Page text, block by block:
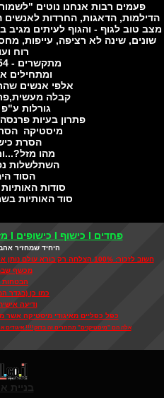
פעמים רבות אנחנו נוטים "לשמור
הדאגות, החרדות לאנשים
טוב לגוף - והגוף לעיתים מגיב
שינה לא רציפה, עייפות,
רוח ועוד.
מתקשרים - 0509609554
ומתחילים את
אלפי אנשים
קבלה
גורלות ע"פ
פתרון בעיות
מיסטיקה הסרת
הסרת
מהו
השתלשלות
הסוד
סודות האותיות
סוד האותיות
פחדים I כישוף I כישופים I מזל I גורל I עין הרע I קבלה
היחיד שמחזיר אהבה
חשוב לזכור: 100% הצלחה רק בורא עולם
מכשף
הבטחות
כמו כן (בגדר
ודיעה אישית)
כפל כפליים מאיגודי מיסטיקה אשר
אלה הם "מיסטיקנים" מתחרים זה בדוק!!!! איגודים אלו
בניית